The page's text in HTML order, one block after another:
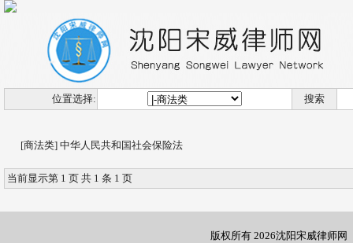
位置选择: 搜索
[商法类] 中华人民共和国社会保险法
当前显示第 1 页 共 1 条 1 页
版权所有 2026沈阳宋威律师